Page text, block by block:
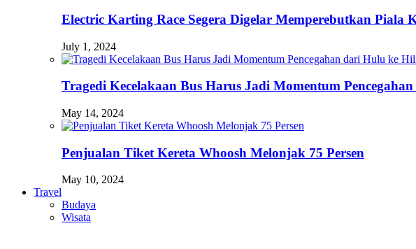
Electric Karting Race Segera Digelar Memperebutkan Piala
July 1, 2024
Tragedi Kecelakaan Bus Harus Jadi Momentum
May 14, 2024
Penjualan Tiket Kereta Whoosh Melonjak 75 Persen
May 10, 2024
Travel
Budaya
Wisata